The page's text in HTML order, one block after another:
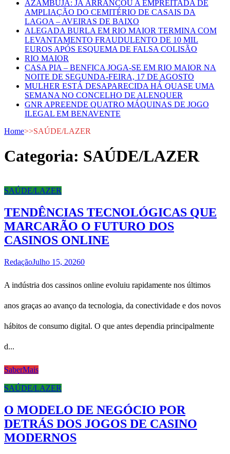
AZAMBUJA: JÁ ARRANCOU A EMPREITADA DE
AMPLIAÇÃO DO CEMITÉRIO DE CASAIS DA
LAGOA – AVEIRAS DE BAIXO
ALEGADA BURLA EM RIO MAIOR TERMINA COM
LEVANTAMENTO FRAUDULENTO DE 10 MIL
EUROS APÓS ESQUEMA DE FALSA COLISÃO
RIO MAIOR
CASA PIA – BENFICA JOGA-SE EM RIO MAIOR NA
NOITE DE SEGUNDA-FEIRA, 17 DE AGOSTO
MULHER ESTÁ DESAPARECIDA HÁ QUASE UMA
SEMANA NO CONCELHO DE ALENQUER
GNR APREENDE QUATRO MÁQUINAS DE JOGO
ILEGAL EM BENAVENTE
Home>>SAÚDE/LAZER
Categoria: SAÚDE/LAZER
SAÚDE/LAZER
TENDÊNCIAS TECNOLÓGICAS QUE
MARCARÃO O FUTURO DOS
CASINOS ONLINE
RedaçãoJulho 15, 20260
A indústria dos cassinos online evoluiu rapidamente nos últimos
anos graças ao avanço da tecnologia, da conectividade e dos novos
hábitos de consumo digital. O que antes dependia principalmente
d...
SaberMais
SAÚDE/LAZER
O MODELO DE NEGÓCIO POR
DETRÁS DOS JOGOS DE CASINO
MODERNOS